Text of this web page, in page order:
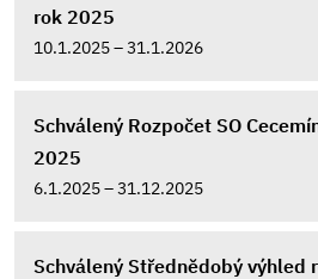
rok 2025
10.1.2025 – 31.1.2026
Schválený Rozpočet SO
2025
6.1.2025 – 31.12.2025
Schválený Střednědobý výhled